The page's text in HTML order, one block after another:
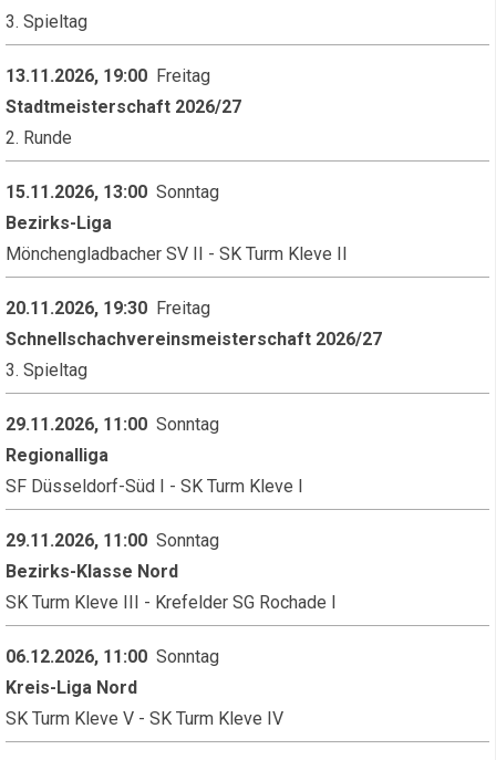
3. Spieltag
13.11.2026, 19:00 Freitag
Stadtmeisterschaft 2026/27
2. Runde
15.11.2026, 13:00 Sonntag
Bezirks-Liga
Mönchengladbacher SV II - SK Turm Kleve II
20.11.2026, 19:30 Freitag
Schnellschachvereinsmeisterschaft 2026/27
3. Spieltag
29.11.2026, 11:00 Sonntag
Regionalliga
SF Düsseldorf-Süd I - SK Turm Kleve I
29.11.2026, 11:00 Sonntag
Bezirks-Klasse Nord
SK Turm Kleve III - Krefelder SG Rochade I
06.12.2026, 11:00 Sonntag
Kreis-Liga Nord
SK Turm Kleve V - SK Turm Kleve IV